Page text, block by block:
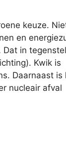
keuze.
en
in
Kwik is
Daarnaast is
nucleair afval